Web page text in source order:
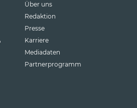
Über uns
Redaktion
Presse
Karriere
Mediadaten
Partnerprogramm